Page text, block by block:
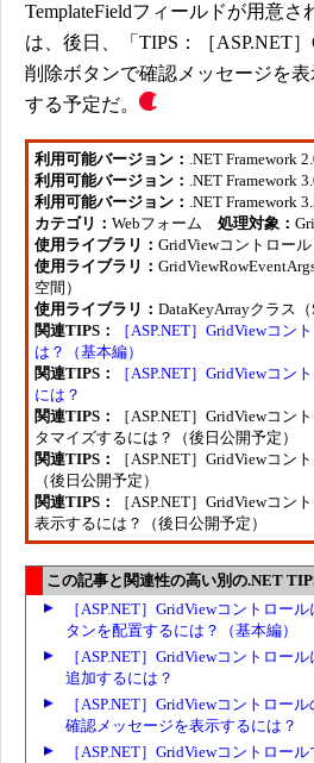
TemplateFieldフィールドが用意
は、後日、「TIPS：［ASP.NET
削除ボタンで確認メッセージを
する予定だ。
利用可能バージョン： .NET Framework
利用可能バージョン： .NET Framework
利用可能バージョン： .NET Framework
カテゴリ： Webフォーム 処理対象：
使用ライブラリ： GridViewコントロール
使用ライブラリ：
空間）
使用ライブラリ： DataKeyArrayクラス
関連TIPS：
［ASP.NET］GridViewコ
は？（基本編）
関連TIPS：
［ASP.NET］GridViewコ
には？
関連TIPS：
［ASP.NET］GridViewコ
タマイズするには？（後日公開予定）
関連TIPS：
［ASP.NET］GridViewコ
（後日公開予定）
関連TIPS：
［ASP.NET］GridViewコ
表示するには？（後日公開予定）
この記事と関連性の高い別の.NET
［ASP.NET］GridViewコントロー
タンを配置するには？（基本編）
［ASP.NET］GridViewコントロー
追加するには？
［ASP.NET］GridViewコントロー
確認メッセージを表示するには？
［ASP.NET］GridViewコントロー